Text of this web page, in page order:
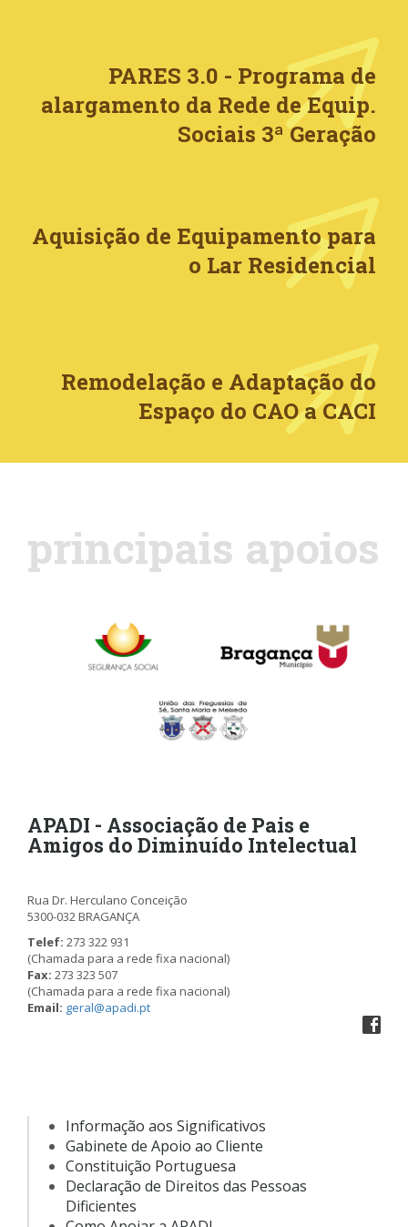
PARES 3.0 - Programa de
alargamento da Rede de Equip.
Sociais 3ª Geração
Aquisição de Equipamento para
o Lar Residencial
Remodelação e Adaptação do
Espaço do CAO a CACI
principais apoios
APADI - Associação de Pais e
Amigos do Diminuído Intelectual
Rua Dr. Herculano Conceição
5300-032 BRAGANÇA
Telef: 273 322 931
(Chamada para a rede fixa nacional)
Fax: 273 323 507
(Chamada para a rede fixa nacional)
Email: geral@apadi.pt
Informação aos Significativos
Gabinete de Apoio ao Cliente
Constituição Portuguesa
Declaração de Direitos das Pessoas
Dificientes